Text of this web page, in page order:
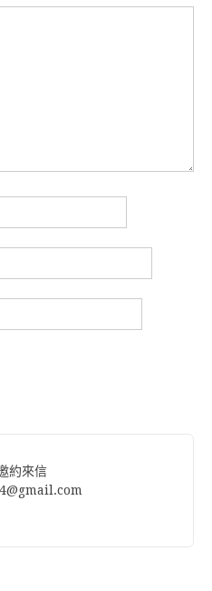
約來信